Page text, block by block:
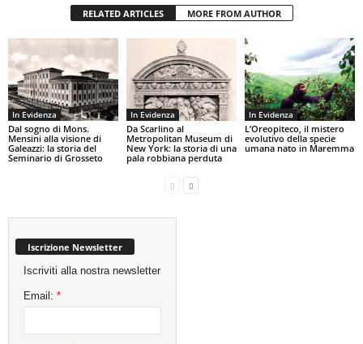
RELATED ARTICLES MORE FROM AUTHOR
In Evidenza
Dal sogno di Mons.
Mensini alla visione di
Galeazzi: la storia del
Seminario di Grosseto
In Evidenza
Da Scarlino al
Metropolitan Museum di
New York: la storia di una
pala robbiana perduta
In Evidenza
L’Oreopiteco, il mistero
evolutivo della specie
umana nato in Maremma
Iscrizione Newsletter
Iscriviti alla nostra newsletter
Email:*